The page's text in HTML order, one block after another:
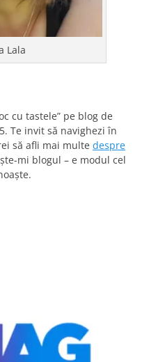
Lala
cu tastele” pe blog de
Te invit să navighezi în
să afli mai multe despre
mi blogul – e modul cel